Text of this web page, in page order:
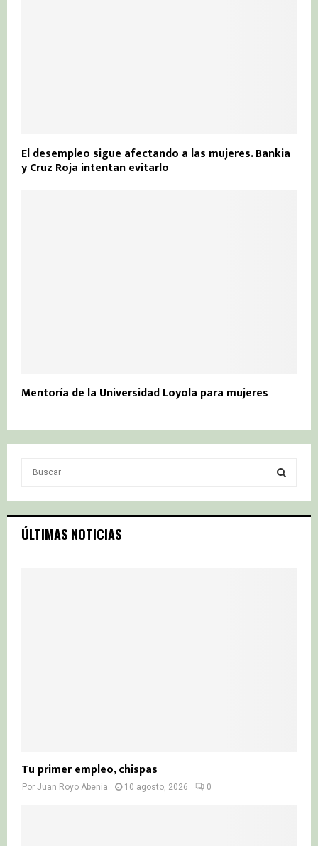
El desempleo sigue afectando a las mujeres. Bankia
y Cruz Roja intentan evitarlo
Mentoría de la Universidad Loyola para mujeres
c
h
S
ÚLTIMAS NOTICIAS
Tu primer empleo, chispas
Por Juan Royo Abenia 10 agosto, 2026 0